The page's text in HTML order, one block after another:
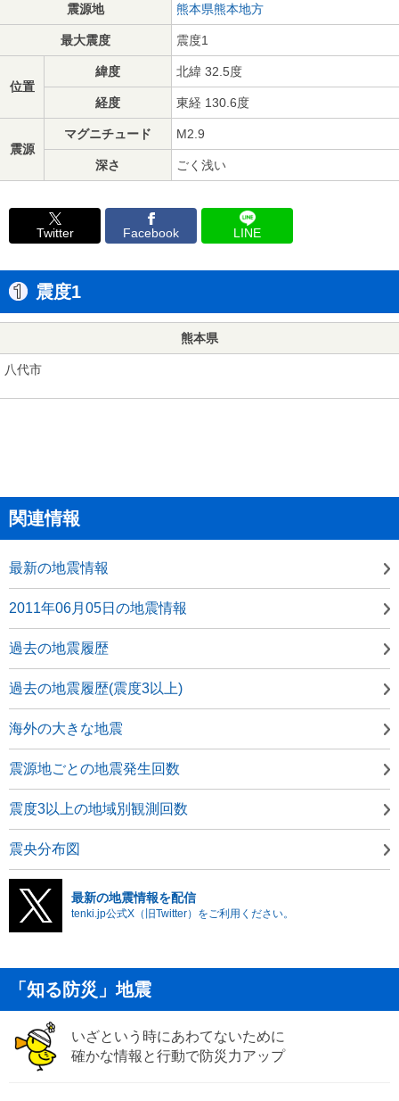
震源地 熊本県熊本地方
最大震度 震度1
位置
緯度 北緯 32.5度
経度 東経 130.6度
震源
マグニチュード M2.9
深さ ごく浅い
Twitter Facebook LINE
震度1
熊本県
八代市
関連情報
最新の地震情報
2011年06月05日の地震情報
過去の地震履歴
過去の地震履歴(震度3以上)
海外の大きな地震
震源地ごとの地震発生回数
震度3以上の地域別観測回数
震央分布図
最新の地震情報を配信
tenki.jp公式X（旧Twitter）をご利用ください。
「知る防災」地震
いざという時にあわてないために
確かな情報と行動で防災力アップ